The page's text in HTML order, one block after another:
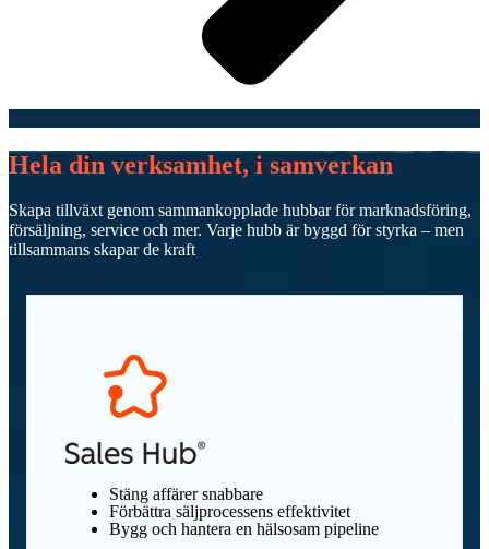
Hela din verksamhet, i samverkan
Skapa tillväxt genom sammankopplade hubbar för marknadsföring,
försäljning, service och mer. Varje hubb är byggd för styrka – men
tillsammans skapar de kraft
Stäng affärer snabbare
Förbättra säljprocessens effektivitet
Bygg och hantera en hälsosam pipeline